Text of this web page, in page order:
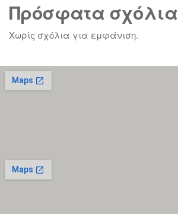
Πρόσφατα σχόλια
Χωρίς σχόλια για εμφάνιση.